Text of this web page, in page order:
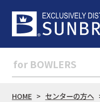
for BOWLERS
HOME センターの方へ